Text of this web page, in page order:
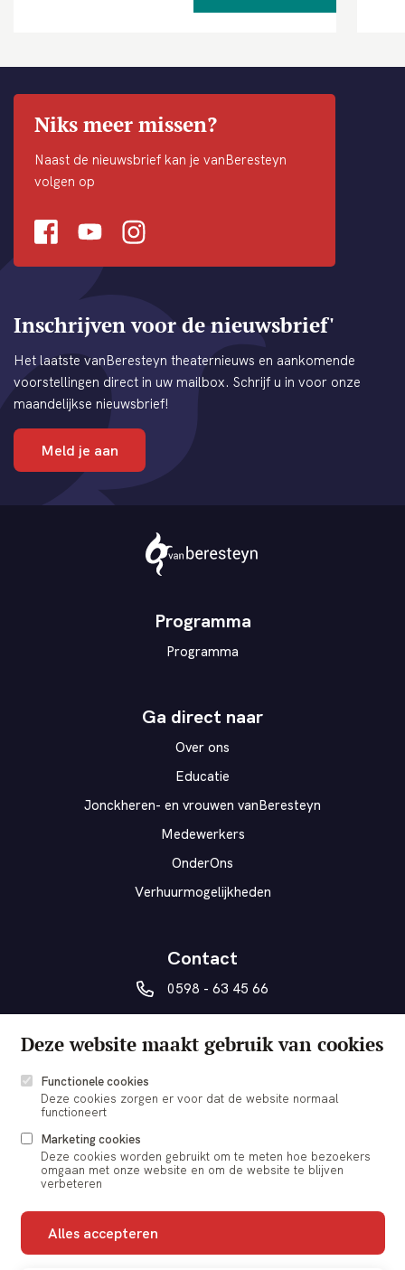
Deze website maakt gebruik van cookies
Functionele cookies
Deze cookies zorgen er voor dat de website normaal
functioneert
Marketing cookies
Deze cookies worden gebruikt om te meten hoe bezoekers
omgaan met onze website en om de website te blijven
verbeteren
Alles accepteren
Niks meer missen?
Naast de nieuwsbrief kan je vanBeresteyn
volgen op
FacebookYoutubeInstagram
Inschrijven voor de nieuwsbrief'
Het laatste vanBeresteyn theaternieuws en aankomende
voorstellingen direct in uw mailbox. Schrijf u in voor onze
maandelijkse nieuwsbrief!
Meld je aan
Theater
Programma
Programma
Ga direct naar
Over ons
Educatie
Jonckheren- en vrouwen vanBeresteyn
Medewerkers
OnderOns
Verhuurmogelijkheden
Contact
0598 - 63 45 66
Museumplein 5a
9641 AD Veendam
Cookie voorkeuren